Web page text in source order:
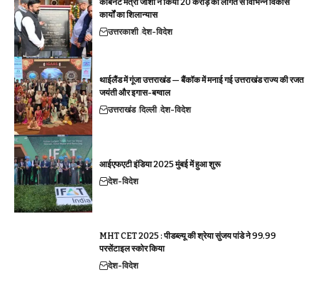
कैबिनेट मंत्री जोशी ने किया 20 करोड़ की लागत से विभिन्न विकास
कार्यों का शिलान्यास
उत्तरकाशी देश-विदेश
थाईलैंड में गूंजा उत्तराखंड — बैंकॉक में मनाई गई उत्तराखंड राज्य की रजत
जयंती और इगास-बग्वाल
उत्तराखंड दिल्ली देश-विदेश
आईएफएटी इंडिया 2025 मुंबई में हुआ शुरू
देश-विदेश
MHT CET 2025 : पीडब्ल्यू की श्रेया सुंजय पांडे ने 99.99
परसेंटाइल स्कोर किया
देश-विदेश